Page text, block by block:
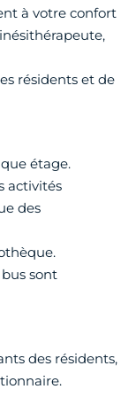
à votre confort
résidents et de
étage.
activités
des
sont
des résidents,